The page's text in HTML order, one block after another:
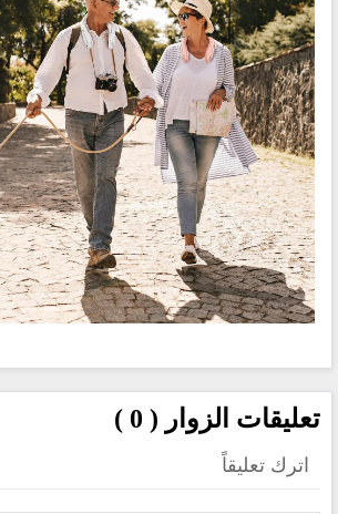
تعليقات الزوار ( 0 )
اترك تعليقاً